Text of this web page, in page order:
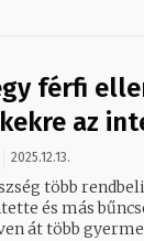
férfi
az
2025.12.13.
több
és más
át több